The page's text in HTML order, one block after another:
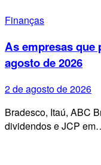
Finanças
As empresas que
agosto de 2026
2 de agosto de 2026
Bradesco, Itaú, ABC
dividendos e JCP